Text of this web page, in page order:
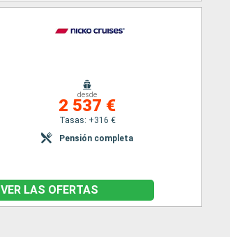
desde
2 537 €
Tasas: +316 €
Pensión completa
VER LAS OFERTAS